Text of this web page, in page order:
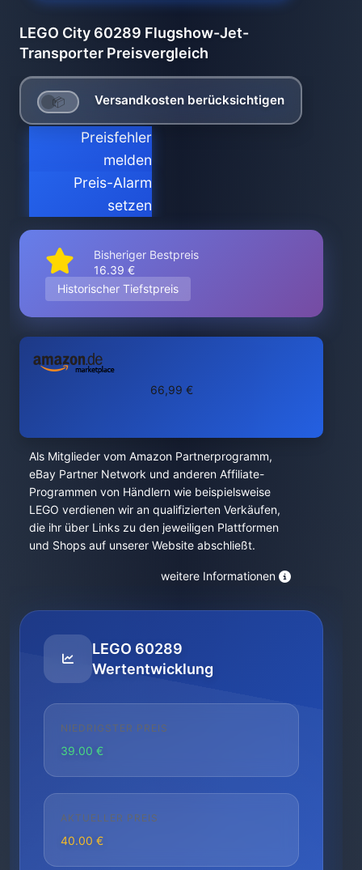
LEGO City 60289 Flugshow-Jet-
Transporter Preisvergleich
Versandkosten berücksichtigen
Preisfehler
melden
Preis-Alarm
setzen
Bisheriger Bestpreis
16.39 €
Historischer Tiefstpreis
66,99 €
Als Mitglieder vom Amazon Partnerprogramm,
eBay Partner Network und anderen Affiliate-
Programmen von Händlern wie beispielsweise
LEGO verdienen wir an qualifizierten Verkäufen,
die ihr über Links zu den jeweiligen Plattformen
und Shops auf unserer Website abschließt.
weitere Informationen
LEGO 60289
Wertentwicklung
NIEDRIGSTER PREIS
39.00 €
AKTUELLER PREIS
40.00 €